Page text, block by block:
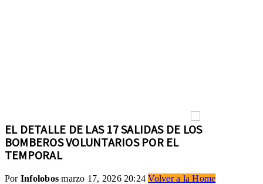
EL DETALLE DE LAS 17 SALIDAS DE LOS
BOMBEROS VOLUNTARIOS POR EL
TEMPORAL
Por Infolobos marzo 17, 2026 20:24Volver a la Home